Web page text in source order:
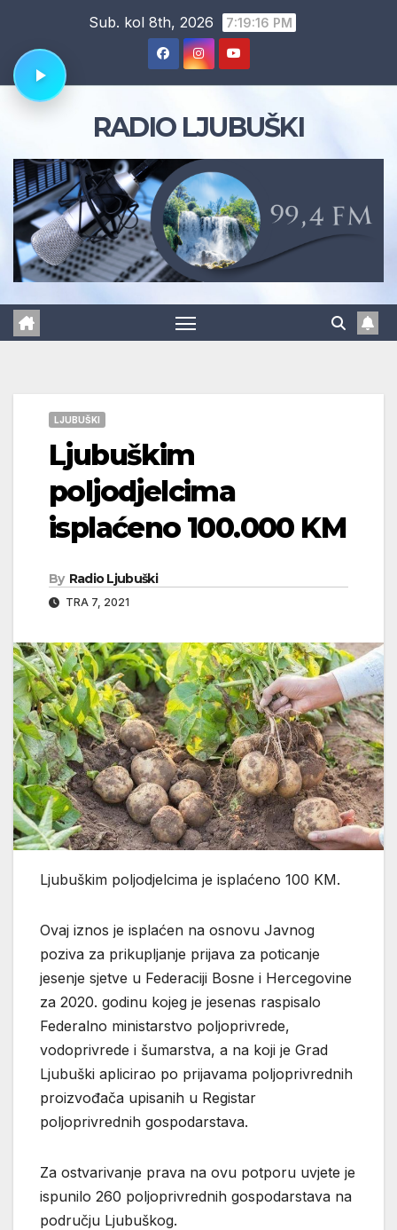
content
Sub. kol 8th, 2026 7:19:16 PM
RADIO LJUBUŠKI
LJUBUŠKI
Ljubuškim
poljodjelcima
isplaćeno 100.000 KM
By Radio Ljubuški
TRA 7, 2021
Ljubuškim poljodjelcima je isplaćeno 100 KM.
Ovaj iznos je isplaćen na osnovu Javnog
poziva za prikupljanje prijava za poticanje
jesenje sjetve u Federaciji Bosne i Hercegovine
za 2020. godinu kojeg je jesenas raspisalo
Federalno ministarstvo poljoprivrede,
vodoprivrede i šumarstva, a na koji je Grad
Ljubuški aplicirao po prijavama poljoprivrednih
proizvođača upisanih u Registar
poljoprivrednih gospodarstava.
Za ostvarivanje prava na ovu potporu uvjete je
ispunilo 260 poljoprivrednih gospodarstava na
području Ljubuškog.